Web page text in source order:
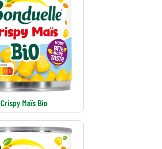
Crispy Maïs Bio